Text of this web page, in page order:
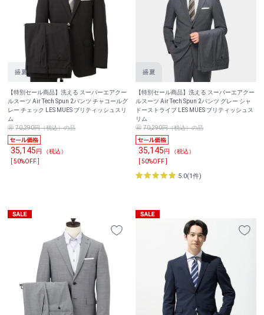
【特別セール商品】洗える スーパーエアクー
ルスーツ Air Tech Spun 2パンツ チャコールグ
レー チェック LES MUES ブリティッシュスリ
ム
70,290円（税込）の品
35,145円 （税込）
[ 50%OFF ]
【特別セール商品】洗える スーパーエアクー
ルスーツ Air Tech Spun 2パンツ グレー シャ
ドーストライプ LES MUES ブリティッシュス
リム
70,290円（税込）の品
35,145円 （税込）
[ 50%OFF ]
5.0(1件)